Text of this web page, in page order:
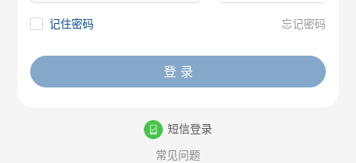
记住密码 忘记密码
登 录
短信登录
常见问题